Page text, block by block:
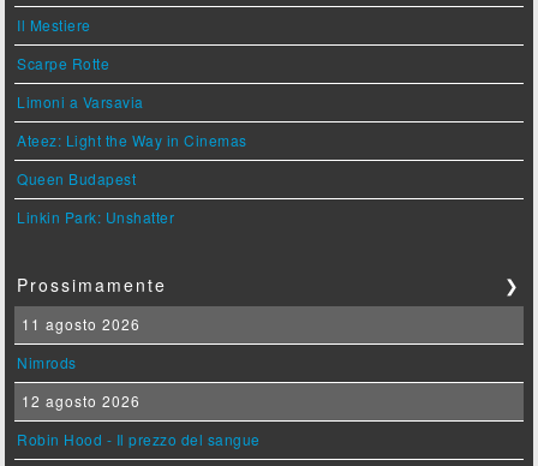
Il Mestiere
Scarpe Rotte
Limoni a Varsavia
Ateez: Light the Way in Cinemas
Queen Budapest
Linkin Park: Unshatter
Prossimamente ❯
11 agosto 2026
Nimrods
12 agosto 2026
Robin Hood - Il prezzo del sangue